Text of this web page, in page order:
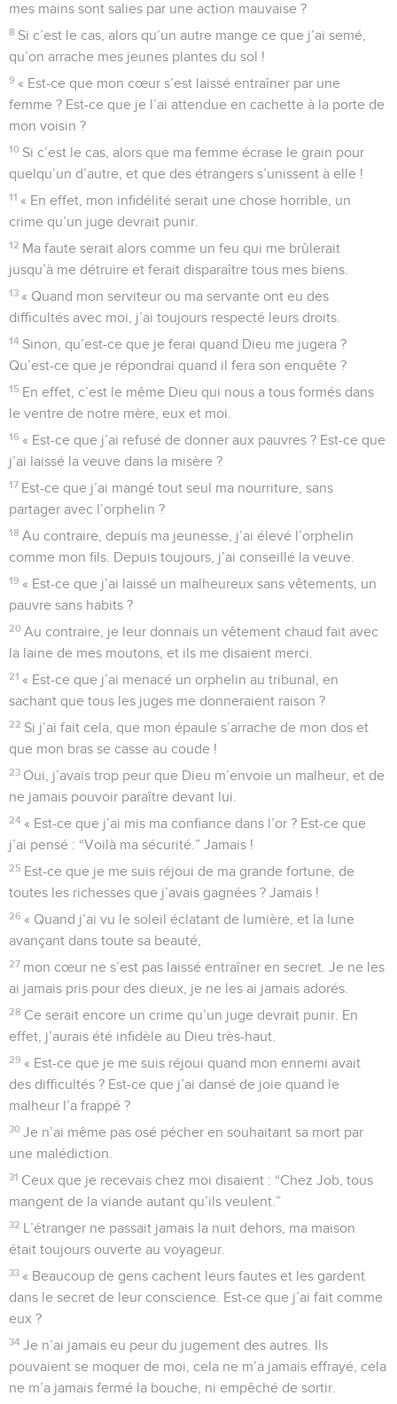
mes mains sont salies par une action mauvaise ?
8 Si c’est le cas, alors qu’un autre mange ce que j’ai semé,
qu’on arrache mes jeunes plantes du sol !
9 « Est-ce que mon cœur s’est laissé entraîner par une
femme ? Est-ce que je l’ai attendue en cachette à la porte de
mon voisin ?
10 Si c’est le cas, alors que ma femme écrase le grain pour
quelqu’un d’autre, et que des étrangers s’unissent à elle !
11 « En effet, mon infidélité serait une chose horrible, un
crime qu’un juge devrait punir.
12 Ma faute serait alors comme un feu qui me brûlerait
jusqu’à me détruire et ferait disparaître tous mes biens.
13 « Quand mon serviteur ou ma servante ont eu des
difficultés avec moi, j’ai toujours respecté leurs droits.
14 Sinon, qu’est-ce que je ferai quand Dieu me jugera ?
Qu’est-ce que je répondrai quand il fera son enquête ?
15 En effet, c’est le même Dieu qui nous a tous formés dans
le ventre de notre mère, eux et moi.
16 « Est-ce que j’ai refusé de donner aux pauvres ? Est-ce que
j’ai laissé la veuve dans la misère ?
17 Est-ce que j’ai mangé tout seul ma nourriture, sans
partager avec l’orphelin ?
18 Au contraire, depuis ma jeunesse, j’ai élevé l’orphelin
comme mon fils. Depuis toujours, j’ai conseillé la veuve.
19 « Est-ce que j’ai laissé un malheureux sans vêtements, un
pauvre sans habits ?
20 Au contraire, je leur donnais un vêtement chaud fait avec
la laine de mes moutons, et ils me disaient merci.
21 « Est-ce que j’ai menacé un orphelin au tribunal, en
sachant que tous les juges me donneraient raison ?
22 Si j’ai fait cela, que mon épaule s’arrache de mon dos et
que mon bras se casse au coude !
23 Oui, j’avais trop peur que Dieu m’envoie un malheur, et de
ne jamais pouvoir paraître devant lui.
24 « Est-ce que j’ai mis ma confiance dans l’or ? Est-ce que
j’ai pensé : “Voilà ma sécurité.” Jamais !
25 Est-ce que je me suis réjoui de ma grande fortune, de
toutes les richesses que j’avais gagnées ? Jamais !
26 « Quand j’ai vu le soleil éclatant de lumière, et la lune
avançant dans toute sa beauté,
27 mon cœur ne s’est pas laissé entraîner en secret. Je ne les
ai jamais pris pour des dieux, je ne les ai jamais adorés.
28 Ce serait encore un crime qu’un juge devrait punir. En
effet, j’aurais été infidèle au Dieu très-haut.
29 « Est-ce que je me suis réjoui quand mon ennemi avait
des difficultés ? Est-ce que j’ai dansé de joie quand le
malheur l’a frappé ?
30 Je n’ai même pas osé pécher en souhaitant sa mort par
une malédiction.
31 Ceux que je recevais chez moi disaient : “Chez Job, tous
mangent de la viande autant qu’ils veulent.”
32 L’étranger ne passait jamais la nuit dehors, ma maison
était toujours ouverte au voyageur.
33 « Beaucoup de gens cachent leurs fautes et les gardent
dans le secret de leur conscience. Est-ce que j’ai fait comme
eux ?
34 Je n’ai jamais eu peur du jugement des autres. Ils
pouvaient se moquer de moi, cela ne m’a jamais effrayé, cela
ne m’a jamais fermé la bouche, ni empêché de sortir.